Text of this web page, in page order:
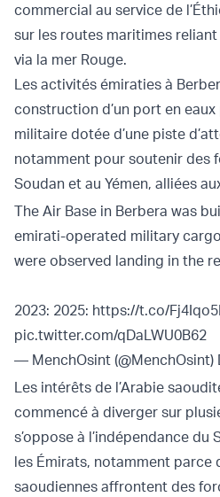
commercial au service de
sur les routes maritimes reliant
via la mer Rouge.
Les activités émiraties à
construction d’un port en
militaire dotée d’une piste
notamment pour soutenir des
Soudan et au Yémen, alliées
The Air Base in Berbera was
emirati-operated military
were observed landing in the
2023: 2025: https://t.co/
pic.twitter.com/qDaLWU0B62
— MenchOsint (@MenchOsint)
Les intérêts de l’Arabie
commencé à diverger sur
s’oppose à l’indépendance
les Émirats, notamment parce
saoudiennes affrontent des